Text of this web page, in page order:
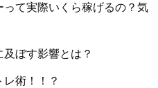
て実際いくら稼げるの？気
ぼす影響とは？
術！！？